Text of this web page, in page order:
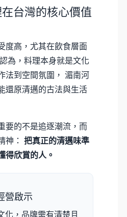
台灣的核心價值
度高，尤其在飲食層面
為，料理本身就是文化
法到空間氛圍， 湄南河
還原清邁的古法與生活
要的不是追逐潮流，而
神： 把真正的清邁味準
得欣賞的人。
營啟示
化，品牌需有清楚且